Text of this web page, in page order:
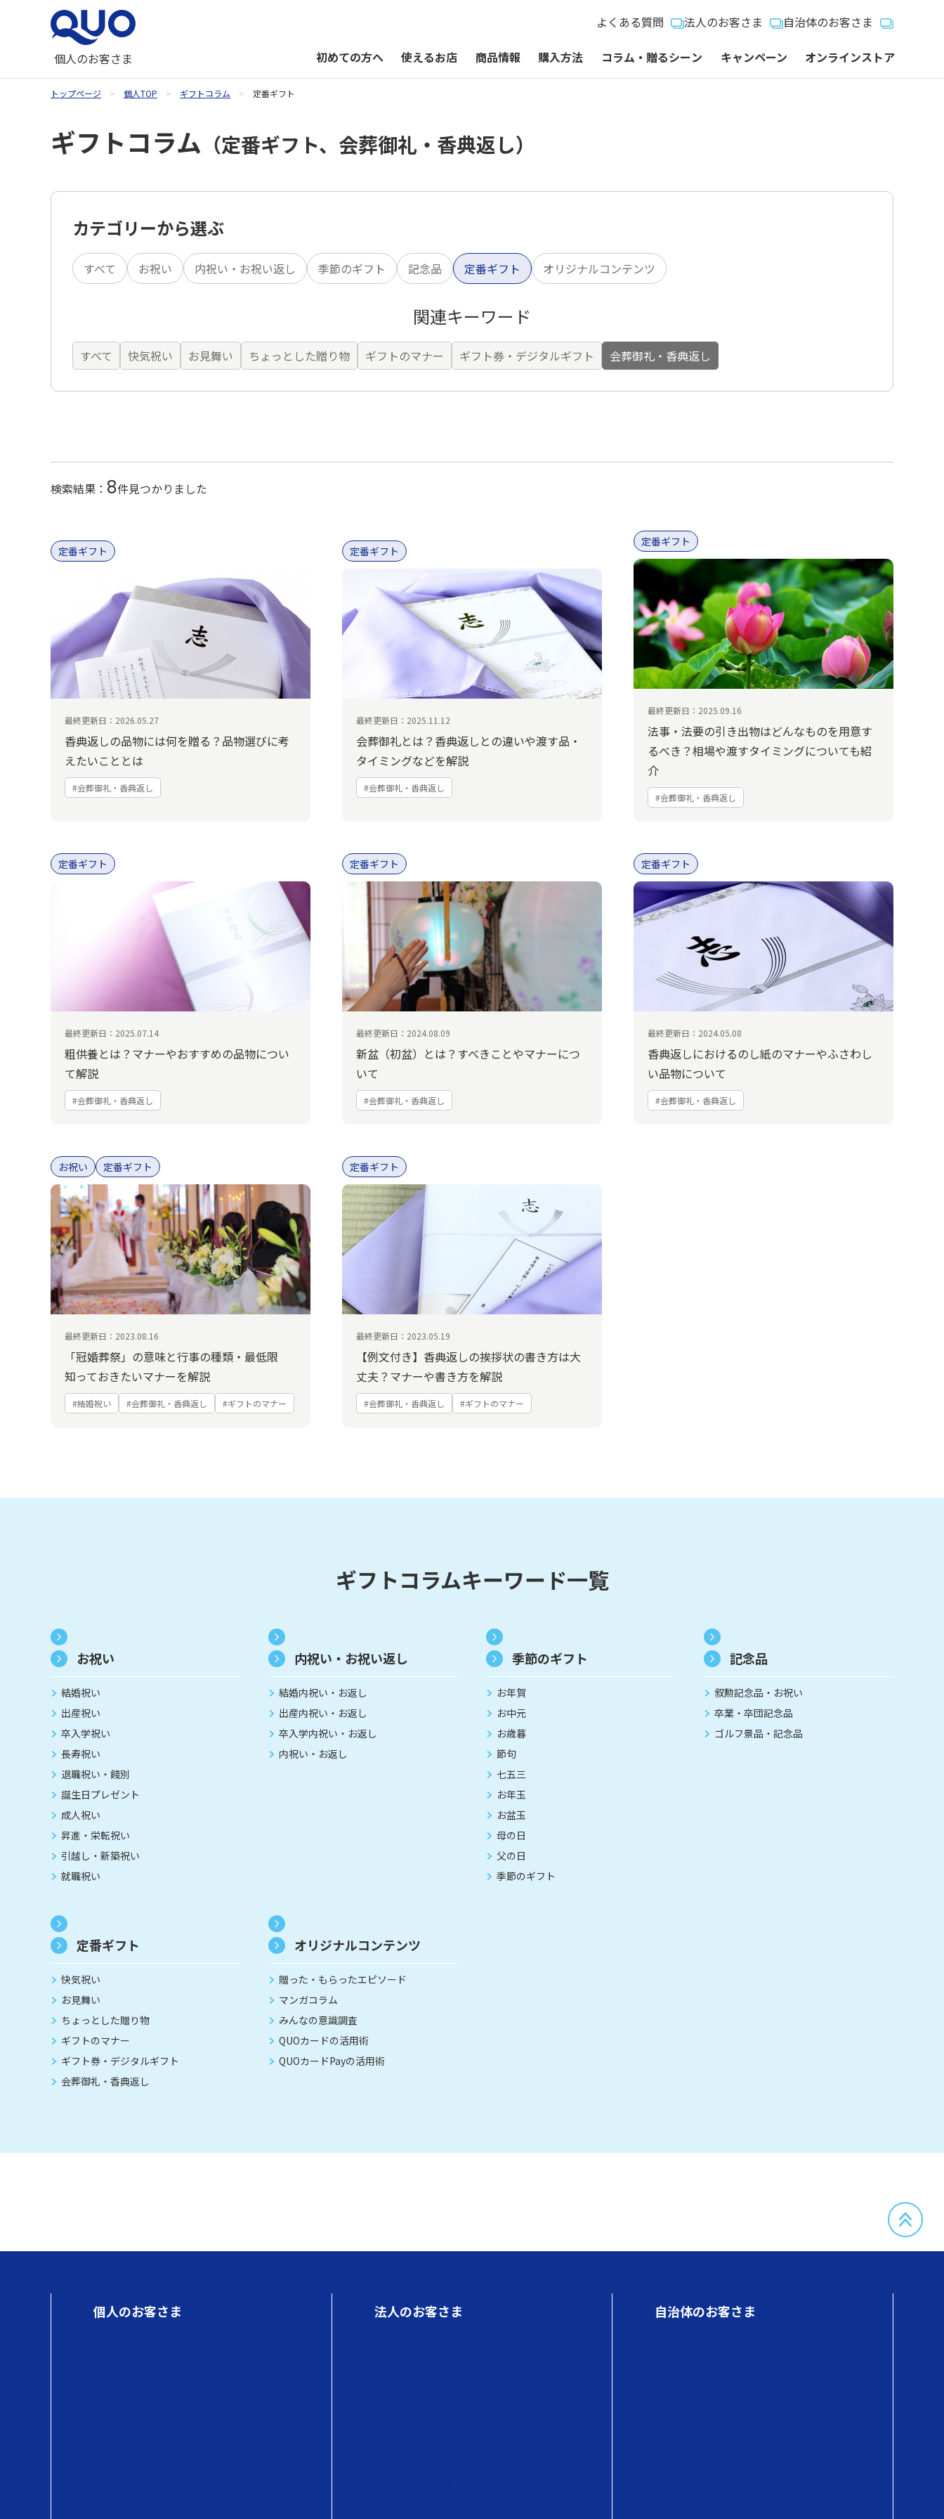
個人のお客さま 初めての方へ 使えるお店 商品情報 購入方法 コラム・贈るシーン
お祝い
内祝い・お祝い返し
季節のギフト
記念品
オリジナルコンテンツ
お祝い
お礼・お返し
記念品・景品
キャンペーン オンラインストア
よくある質問 法人のお客さま 自治体のお客さま
トップページ 個人TOP ギフトコラム 定番ギフト
ギフトコラム （定番ギフト、会葬御礼・香典返し）
カテゴリーから選ぶ
すべて お祝い 内祝い・お祝い返し 季節のギフト 記念品 定番ギフト オリジナルコンテンツ
関連キーワード
すべて 快気祝い お見舞い ちょっとした贈り物 ギフトのマナー ギフト券・デジタルギフト 会葬御礼・香典返し
検索結果： 8件見つかりました
定番ギフト
最終更新日：2026.05.27
香典返しの品物には何を贈る？品物選びに考
えたいこととは
#会葬御礼・香典返し
定番ギフト
最終更新日：2025.11.12
会葬御礼とは？香典返しとの違いや渡す品・
タイミングなどを解説
#会葬御礼・香典返し
定番ギフト
最終更新日：2025.09.16
法事・法要の引き出物はどんなものを用意す
るべき？相場や渡すタイミングについても紹
介
#会葬御礼・香典返し
定番ギフト
最終更新日：2025.07.14
粗供養とは？マナーやおすすめの品物につい
て解説
#会葬御礼・香典返し
定番ギフト
最終更新日：2024.08.09
新盆（初盆）とは？すべきことやマナーにつ
いて
#会葬御礼・香典返し
定番ギフト
最終更新日：2024.05.08
香典返しにおけるのし紙のマナーやふさわし
い品物について
#会葬御礼・香典返し
お祝い 定番ギフト
最終更新日：2023.08.16
「冠婚葬祭」の意味と行事の種類・最低限
知っておきたいマナーを解説
#結婚祝い #会葬御礼・香典返し #ギフトのマナー
定番ギフト
最終更新日：2023.05.19
【例文付き】香典返しの挨拶状の書き方は大
丈夫？マナーや書き方を解説
#会葬御礼・香典返し #ギフトのマナー
ギフトコラムキーワード一覧
お祝い
結婚祝い
出産祝い
卒入学祝い
長寿祝い
退職祝い・餞別
誕生日プレゼント
成人祝い
昇進・栄転祝い
引越し・新築祝い
就職祝い
内祝い・お祝い返し
結婚内祝い・お返し
出産内祝い・お返し
卒入学内祝い・お返し
内祝い・お返し
季節のギフト
お年賀
お中元
お歳暮
節句
七五三
お年玉
お盆玉
母の日
父の日
季節のギフト
記念品
叙勲記念品・お祝い
卒業・卒団記念品
ゴルフ景品・記念品
定番ギフト
快気祝い
お見舞い
ちょっとした贈り物
ギフトのマナー
ギフト券・デジタルギフト
会葬御礼・香典返し
オリジナルコンテンツ
贈った・もらったエピソード
マンガコラム
みんなの意識調査
QUOカードの活用術
QUOカードPayの活用術
個人のお客さま 法人のお客さま 自治体のお客さま